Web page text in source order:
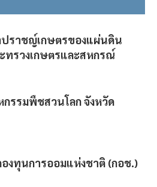
ราชญ์เกษตรของแผ่นดิน
ทรวงเกษตรและสหกรณ์
รรมพืชสวนโลก จังหวัด
งทุนการออมแห่งชาติ (กอช.)